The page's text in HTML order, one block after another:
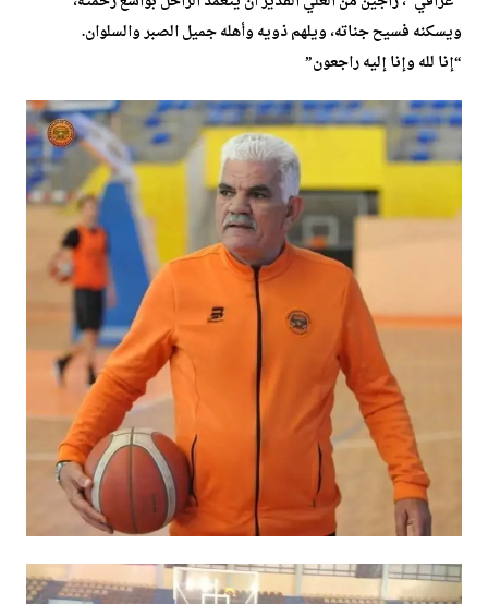
ويسكنه فسيح جناته، ويلهم ذويه وأهله جميل الصبر والسلوان.
“إنا لله وإنا إليه راجعون”